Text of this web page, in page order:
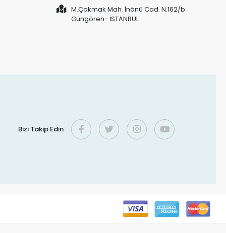
M.Çakmak Mah. İnönü Cad. N.162/b
Güngören- İSTANBUL
Bizi Takip Edin